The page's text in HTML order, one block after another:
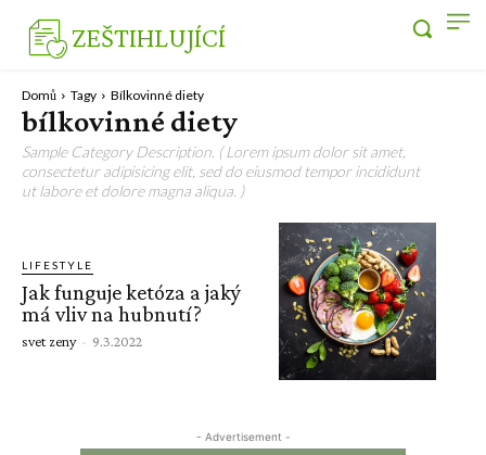
ZEŠTIHLUJÍCÍ
Domů Tagy Bílkovinné diety
bílkovinné diety
Sample Category Description. ( Lorem ipsum dolor sit amet,
consectetur adipisicing elit, sed do eiusmod tempor incididunt
ut labore et dolore magna aliqua. )
LIFESTYLE
Jak funguje ketóza a jaký
má vliv na hubnutí?
svet zeny - 9.3.2022
- Advertisement -